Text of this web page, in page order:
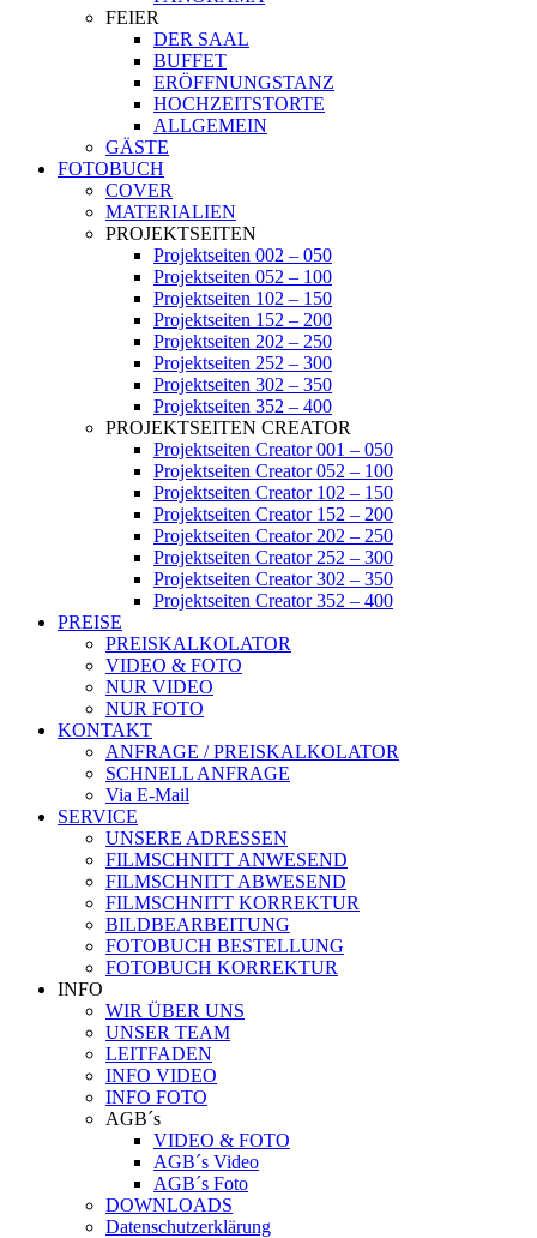
FEIER
DER SAAL
BUFFET
ERÖFFNUNGSTANZ
HOCHZEITSTORTE
ALLGEMEIN
GÄSTE
FOTOBUCH
COVER
MATERIALIEN
PROJEKTSEITEN
Projektseiten 002 – 050
Projektseiten 052 – 100
Projektseiten 102 – 150
Projektseiten 152 – 200
Projektseiten 202 – 250
Projektseiten 252 – 300
Projektseiten 302 – 350
Projektseiten 352 – 400
PROJEKTSEITEN CREATOR
Projektseiten Creator 001 – 050
Projektseiten Creator 052 – 100
Projektseiten Creator 102 – 150
Projektseiten Creator 152 – 200
Projektseiten Creator 202 – 250
Projektseiten Creator 252 – 300
Projektseiten Creator 302 – 350
Projektseiten Creator 352 – 400
PREISE
PREISKALKOLATOR
VIDEO & FOTO
NUR VIDEO
NUR FOTO
KONTAKT
ANFRAGE / PREISKALKOLATOR
SCHNELL ANFRAGE
Via E-Mail
SERVICE
UNSERE ADRESSEN
FILMSCHNITT ANWESEND
FILMSCHNITT ABWESEND
FILMSCHNITT KORREKTUR
BILDBEARBEITUNG
FOTOBUCH BESTELLUNG
FOTOBUCH KORREKTUR
INFO
WIR ÜBER UNS
UNSER TEAM
LEITFADEN
INFO VIDEO
INFO FOTO
AGB´s
VIDEO & FOTO
AGB´s Video
AGB´s Foto
DOWNLOADS
Datenschutzerklärung